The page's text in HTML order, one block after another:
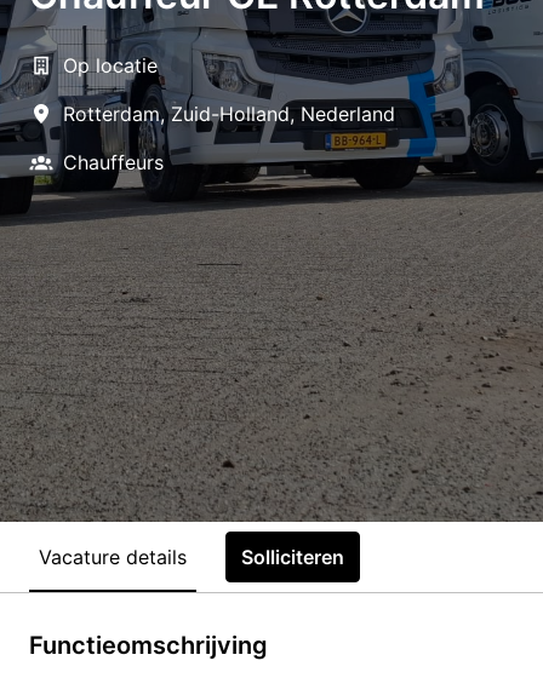
Op locatie
Rotterdam, Zuid-Holland, Nederland
Chauffeurs
Vacature details Solliciteren
Functieomschrijving